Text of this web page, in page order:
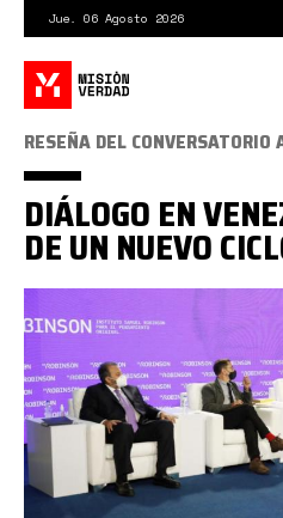
contenido
principal
Jue. 06 Agosto 2026
E9g-
HCgXMAAOd2T.jpg
RESEÑA DEL
DIÁLOGO EN
DE UN NUEVO